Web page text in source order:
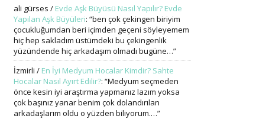
ali gürses / Evde Aşk Büyüsü Nasıl Yapılır? Evde
Yapılan Aşk Büyüleri: “ben çok çekingen biriyim
çocukluğumdan beri içimden geçeni söyleyemem
hiç hep sakladım üstümdeki bu çekingenlik
yüzündende hiç arkadaşım olmadı bugüne…”
İzmirli / En İyi Medyum Hocalar Kimdir? Sahte
Hocalar Nasıl Ayırt Edilir?: “Medyum seçmeden
önce kesin iyi araştırma yapmanız lazım yoksa
çok başınız yanar benim çok dolandırılan
arkadaşlarım oldu o yüzden biliyorum.…”